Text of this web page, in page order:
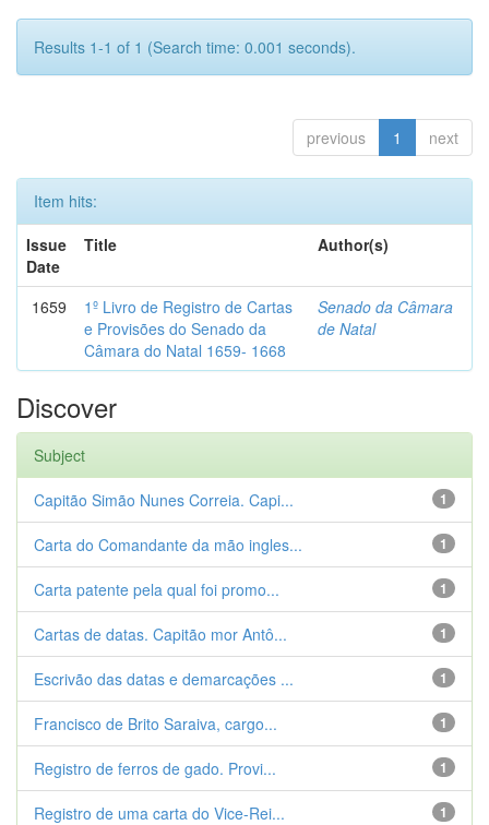
Results 1-1 of 1 (Search time: 0.001 seconds).
previous 1 next
Item hits:
Issue
Date
Title Author(s)
1659
1º Livro de Registro de Cartas
e Provisões do Senado da
Câmara do Natal 1659- 1668
Senado da Câmara
de Natal
Discover
Subject
1
Capitão Simão Nunes Correia. Capi...
1
Carta do Comandante da mão ingles...
1
Carta patente pela qual foi promo...
1
Cartas de datas. Capitão mor Antô...
1
Escrivão das datas e demarcações ...
1
Francisco de Brito Saraiva, cargo...
1
Registro de ferros de gado. Provi...
1
Registro de uma carta do Vice-Rei...